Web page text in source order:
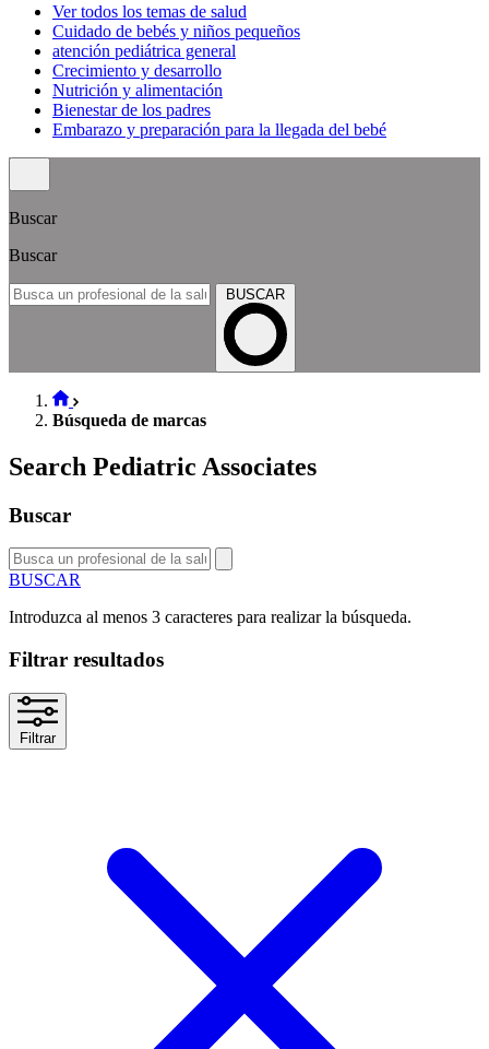
Ver todos los temas de salud
Cuidado de bebés y niños pequeños
atención pediátrica general
Crecimiento y desarrollo
Nutrición y alimentación
Bienestar de los padres
Embarazo y preparación para la llegada del bebé
Buscar
Buscar
BUSCAR
Búsqueda de marcas
Search Pediatric Associates
Buscar
BUSCAR
Introduzca al menos 3 caracteres para realizar la búsqueda.
Filtrar resultados
Filtrar